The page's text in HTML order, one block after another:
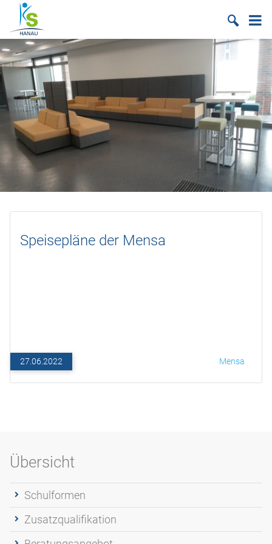
Suche
Speisepläne der Mensa
27.06.2022 Mensa
Übersicht
Schulformen
Zusatzqualifikation